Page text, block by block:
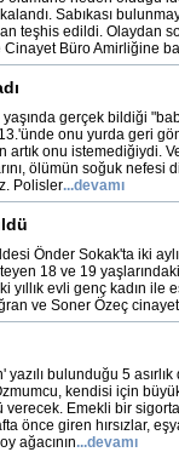
Sabıkası
teşhis edildi. Olaydan
Cinayet Büro Amirliğine
gerçek bildiği
onu yurda geri
onu istemediğiydi.
ölümün soğuk nefesi
Polisler...devamı
Önder Sokak'ta iki
18 ve 19
yıllık evli genç kadın ile
ve Soner Özeç
bulunduğu 5
kendisi için
verecek. Emekli bir
önce giren hırsızlar,
ağacının...devamı